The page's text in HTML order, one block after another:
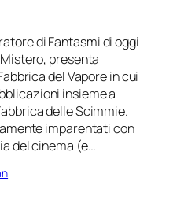
di Fantasmi di oggi
presenta
del Vapore in cui
insieme a
delle Scimmie.
imparentati con
del cinema (e…